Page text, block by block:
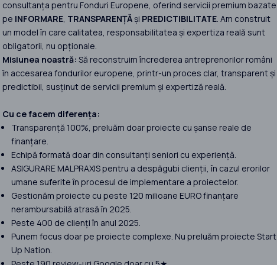
consultanța pentru Fonduri Europene, oferind servicii premium bazate
pe INFORMARE, TRANSPARENȚĂși PREDICTIBILITATE. Am construit
un model în care calitatea, responsabilitatea și expertiza reală sunt
obligatorii, nu opționale.
Misiunea noastră: Să reconstruim încrederea antreprenorilor români
în accesarea fondurilor europene, printr-un proces clar, transparent și
predictibil, susținut de servicii premium și expertiză reală.
Cu ce facem diferența:
Transparență 100%, preluăm doar proiecte cu șanse reale de
finanțare.
Echipă formată doar din consultanți seniori cu experiență.
ASIGURARE MALPRAXIS pentru a despăgubi clienții, în cazul erorilor
umane suferite în procesul de implementare a proiectelor.
Gestionăm proiecte cu peste 120 milioane EURO finanțare
nerambursabilă atrasă în 2025.
Peste 400 de clienți în anul 2025.
Punem focus doar pe proiecte complexe. Nu preluăm proiecte Start
Up Nation.